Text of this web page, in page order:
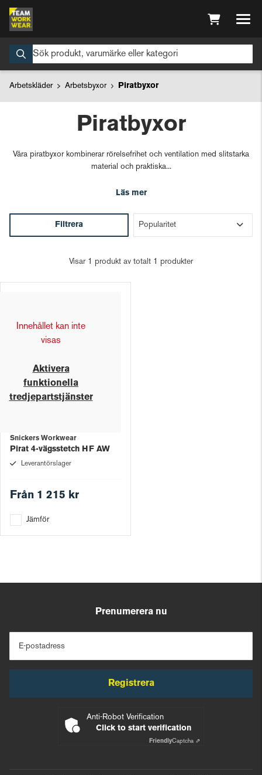
Arbetskläder Arbetsbyxor Piratbyxor
Piratbyxor
Våra piratbyxor kombinerar rörelsefrihet och ventilation med slitstarka
material och praktiska...
Läs mer
Filtrera
Visar 1 produkt av totalt 1 produkter
Innehållet kan inte
visas
Aktivera
funktionella
tredjepartstjänster
Snickers Workwear
Pirat 4-vägsstetch HF AW
Leverantörslager
Från 1 215 kr
Jämför
Prenumerera nu
E-postadress
Registrera
Anti-Robot Verification
Click to start verification
FriendlyCaptcha ⇗